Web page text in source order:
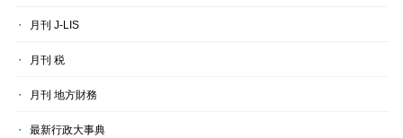
月刊 J-LIS
月刊 税
月刊 地方財務
最新行政大事典